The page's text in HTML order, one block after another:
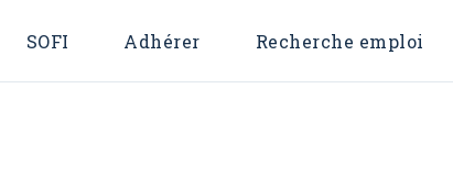
SOFI Adhérer Recherche emploi
Formulaire d’adhésion